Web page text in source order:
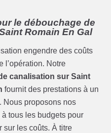
le débouchage de
Romain En Gal
engendre des coûts
l’opération. Notre
canalisation sur Saint
fournit des prestations à un
Nous proposons nos
tous les budgets pour
sur les coûts. À titre